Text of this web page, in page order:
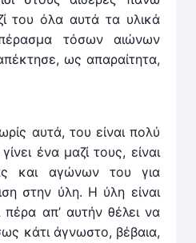
του όλα αυτά τα υλικά
τόσων αιώνων
ως απαραίτητα,
αυτά, του είναι πολύ
ένα μαζί τους, είναι
και αγώνων του για
στην ύλη. Η ύλη είναι
πέρα απ’ αυτήν θέλει να
κάτι άγνωστο, βέβαια,